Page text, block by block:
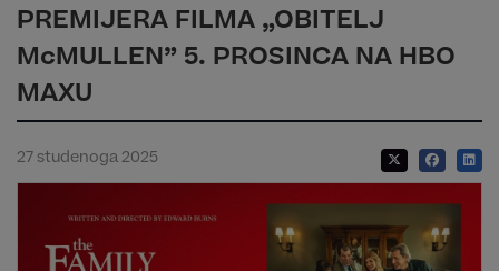
PREMIJERA FILMA „OBITELJ
McMULLEN” 5. PROSINCA NA HBO
MAXU
27 studenoga 2025